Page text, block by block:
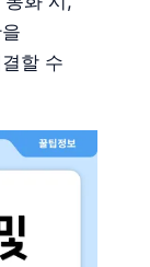
할 수